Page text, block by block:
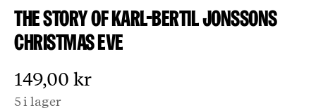
The story of Karl-Bertil Jonssons
Christmas Eve
149,00 kr
5 i lager